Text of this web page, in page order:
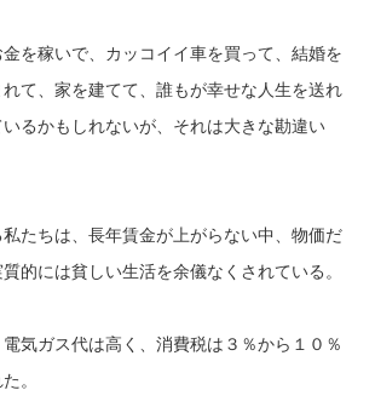
を稼いで、カッコイイ車を買って、結婚を
て、家を建てて、誰もが幸せな人生を送れ
るかもしれないが、それは大きな勘違い
たちは、長年賃金が上がらない中、物価だ
的には貧しい生活を余儀なくされている。
気ガス代は高く、消費税は３％から１０％
。